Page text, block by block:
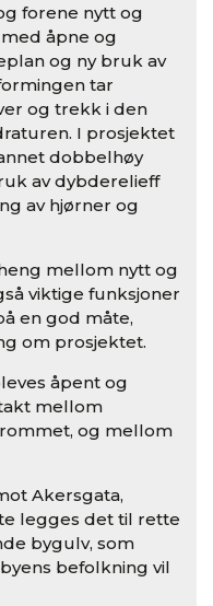
forene nytt og
åpne og
og ny bruk av
tar
og trekk i den
I prosjektet
dobbelhøy
av dybderelieff
av hjørner og
mellom nytt og
viktige funksjoner
en god måte,
om prosjektet.
åpent og
mellom
og mellom
Akersgata,
legges det til rette
bygulv, som
befolkning vil